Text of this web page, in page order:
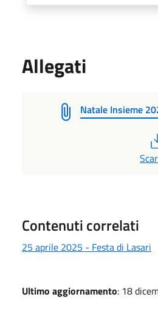
Allegati
Natale Insieme
Contenuti correlati
25 aprile 2025 - Festa di Lasari
Ultimo aggiornamento: 18